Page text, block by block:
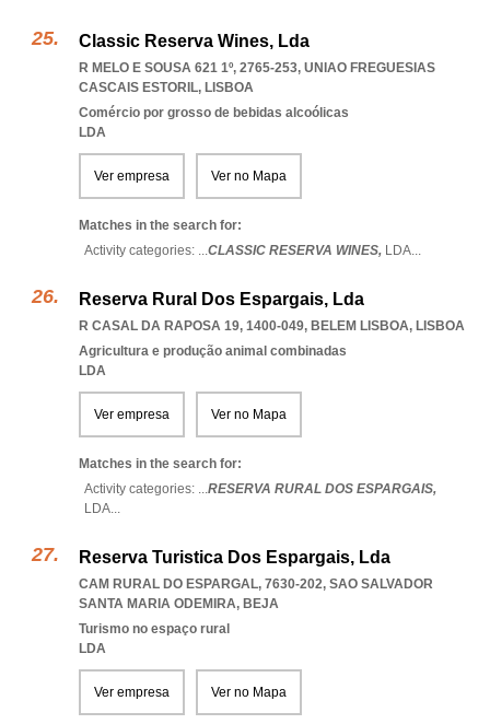
Classic Reserva Wines, Lda
R MELO E SOUSA 621 1º, 2765-253, UNIAO FREGUESIAS
CASCAIS ESTORIL, LISBOA
Comércio por grosso de bebidas alcoólicas
LDA
Ver empresa Ver no Mapa
Matches in the search for:
Activity categories: ...CLASSIC RESERVA WINES, LDA...
Reserva Rural Dos Espargais, Lda
R CASAL DA RAPOSA 19, 1400-049, BELEM LISBOA, LISBOA
Agricultura e produção animal combinadas
LDA
Ver empresa Ver no Mapa
Matches in the search for:
Activity categories: ...RESERVA RURAL DOS ESPARGAIS,
LDA...
Reserva Turistica Dos Espargais, Lda
CAM RURAL DO ESPARGAL, 7630-202, SAO SALVADOR
SANTA MARIA ODEMIRA, BEJA
Turismo no espaço rural
LDA
Ver empresa Ver no Mapa